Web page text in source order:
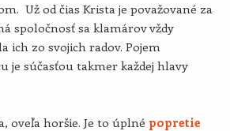
Už od čias Krista je považované za
spoločnosť sa klamárov vždy
ich zo svojich radov. Pojem
je súčasťou takmer každej hlavy
oveľa horšie. Je to úplné popretie